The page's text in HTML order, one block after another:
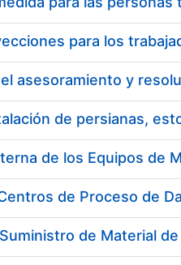
de persianas,